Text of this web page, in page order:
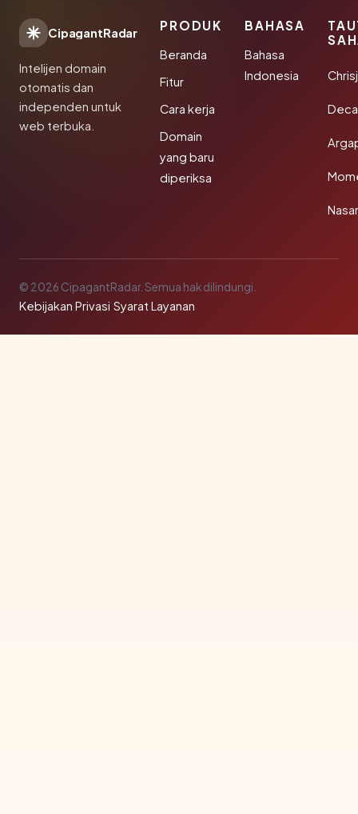
CipagantRadar
Intelijen domain
otomatis dan
independen untuk
web terbuka.
PRODUK
Beranda
Fitur
Cara kerja
Domain
yang baru
diperiksa
BAHASA
Bahasa
Indonesia
© 2026 CipagantRadar. Semua hak dilindungi.
Kebijakan Privasi·Syarat Layanan